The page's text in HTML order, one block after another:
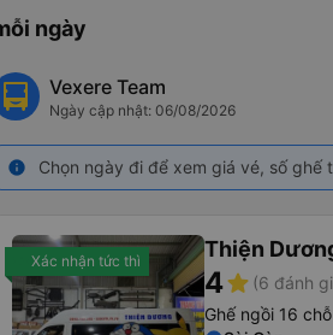
ngày
Vexere Team
Ngày cập nhật: 06/08/2026
info Chọn ngày đi để xem giá vé, số
Xác nhận tức thì Thiện
4star (6 đánh
Ghế ngồi 16 chỗ